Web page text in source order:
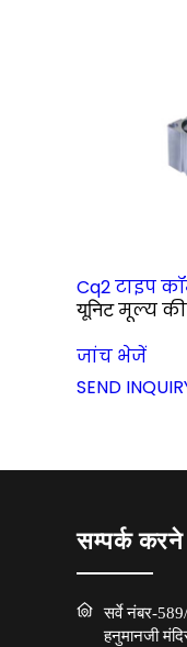
Cq2 टाइप
यूनिटमूल्य
जांच भेजें
SEND
सम्पर्क करने
सर्वे नंबर-
हनुमानजी